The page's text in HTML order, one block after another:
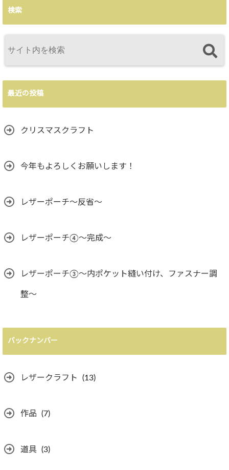
検索
最近の投稿
クリスマスクラフト
今年もよろしくお願いします！
レザーポーチ～反省～
レザーポーチ④～完成～
レザーポーチ③〜内ポケット縫い付け、ファスナー調
整〜
バックナンバー
レザークラフト (13)
作品 (7)
道具 (3)